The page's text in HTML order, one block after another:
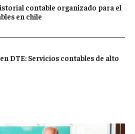
contable organizado para el
en chile
DTE: Servicios contables de alto